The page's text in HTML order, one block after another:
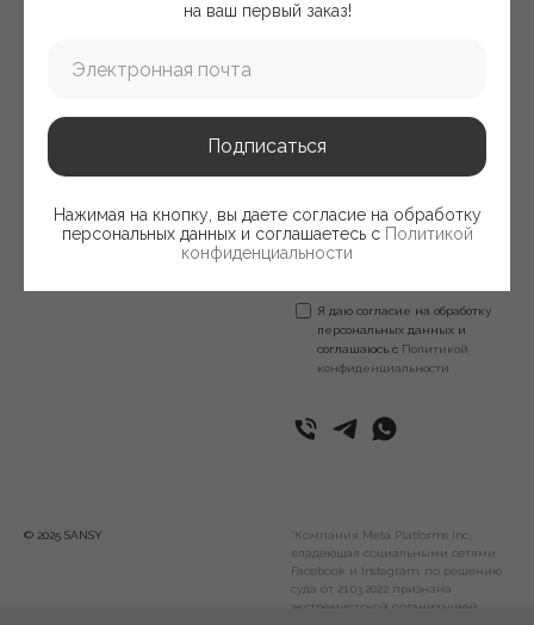
на ваш первый заказ!
Электронная почта
Подписаться
Нажимая на кнопку, вы даете согласие на обработку
персональных данных и соглашаетесь c Политикой
конфиденциальности
Публичная оферта
Реквизиты
Подписаться на
Я даю согласие на обработку
персональных данных и
соглашаюсь с Политикой
конфиденциальности
© 2025 SANSY
*Компания Meta Platforms Inc.,
владеющая социальными сетями
Facebook и Instagram, по решению
суда от 21.03.2022 признана
экстремистской организацией,